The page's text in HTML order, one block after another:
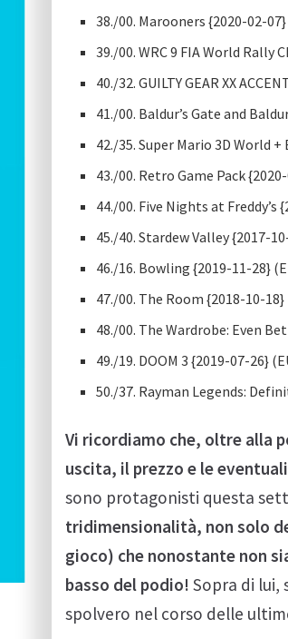
38./00. Marooners {2020-02-
39./00. WRC 9 FIA World Rally
40./32. GUILTY GEAR XX
41./00. Baldur’s Gate and
42./35. Super Mario 3D World +
43./00. Retro Game Pack
44./00. Five Nights at Freddy’s
45./40. Stardew Valley {2017-
46./16. Bowling {2019-11-28}
47./00. The Room {2018-10-
48./00. The Wardrobe: Even
49./19. DOOM 3 {2019-07-26}
50./37. Rayman Legends:
Vi ricordiamo che, oltre alla
uscita, il prezzo e le
sono protagonisti questa
tridimensionalità, non solo
gioco) che nonostante non
basso del podio! Sopra di lui,
spolvero nel corso delle